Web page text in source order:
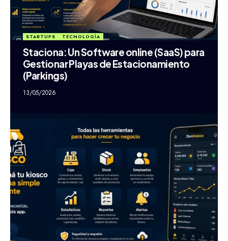
STARTUPS TECNOLOGÍA
Staciona: Un Software online (SaaS) para
Gestionar Playas de Estacionamiento
(Parkings)
13/05/2026